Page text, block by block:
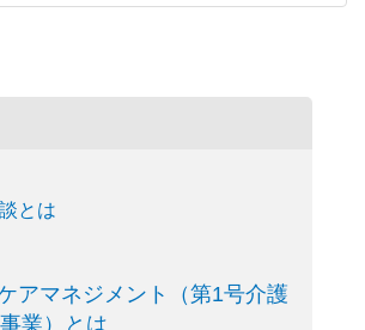
とは
アマネジメント（第1号介護
業）とは